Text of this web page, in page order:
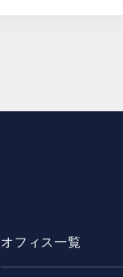
オフィス一覧